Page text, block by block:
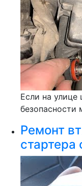
Если на улице
безопасности
Ремонт
стартера